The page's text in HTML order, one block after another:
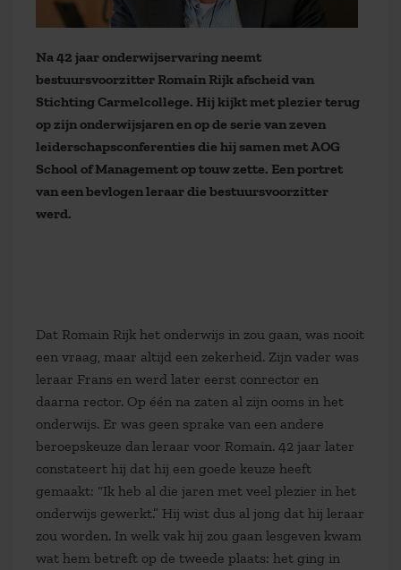
Na 42 jaar onderwijservaring neemt
bestuursvoorzitter Romain Rijk afscheid van
Stichting Carmelcollege. Hij kijkt met plezier terug
op zijn onderwijsjaren en op de serie van zeven
leiderschapsconferenties die hij samen met AOG
School of Management op touw zette. Een portret
van een bevlogen leraar die bestuursvoorzitter
werd.
Dat Romain Rijk het onderwijs in zou gaan, was nooit
een vraag, maar altijd een zekerheid. Zijn vader was
leraar Frans en werd later eerst conrector en
daarna rector. Op één na zaten al zijn ooms in het
onderwijs. Er was geen sprake van een andere
beroepskeuze dan leraar voor Romain. 42 jaar later
constateert hij dat hij een goede keuze heeft
gemaakt: “Ik heb al die jaren met veel plezier in het
onderwijs gewerkt.” Hij wist dus al jong dat hij leraar
zou worden. In welk vak hij zou gaan lesgeven kwam
wat hem betreft op de tweede plaats: het ging in